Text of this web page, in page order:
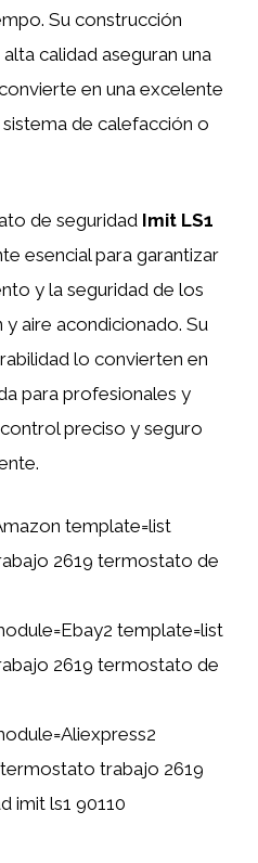
Su construcción
calidad aseguran una
en una excelente
de calefacción o
de seguridad Imit LS1
esencial para garantizar
y la seguridad de los
aire acondicionado. Su
lo convierten en
para profesionales y
preciso y seguro
template=list
2619 termostato de
template=list
2619 termostato de
trabajo 2619
imit ls1 90110